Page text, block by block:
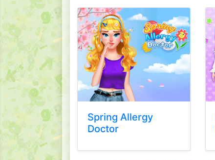
Spring Allergy
Doctor